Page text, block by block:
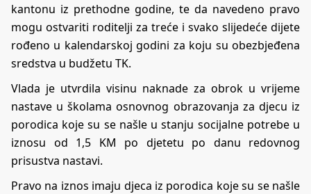
kantonu iz prethodne godine, te da navedeno pravo
mogu ostvariti roditelji za treće i svako slijedeće dijete
rođeno u kalendarskoj godini za koju su obezbjeđena
sredstva u budžetu TK.
Vlada je utvrdila visinu naknade za obrok u vrijeme
nastave u školama osnovnog obrazovanja za djecu iz
porodica koje su se našle u stanju socijalne potrebe u
iznosu od 1,5 KM po djetetu po danu redovnog
prisustva nastavi.
Pravo na iznos imaju djeca iz porodica koje su se našle